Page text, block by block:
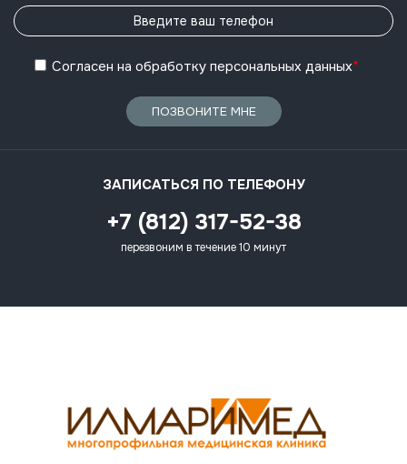
Согласен на обработку персональных данных*
ПОЗВОНИТЕ МНЕ
ЗАПИСАТЬСЯ ПО ТЕЛЕФОНУ
+7 (812) 317-52-38
перезвоним в течение 10 минут